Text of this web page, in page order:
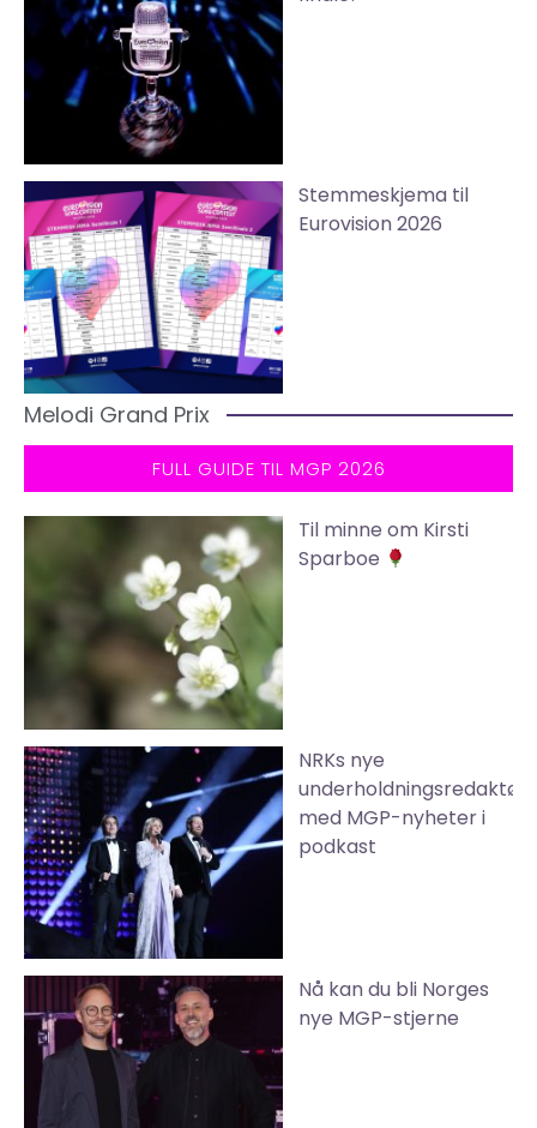
Stemmeskjema til
Eurovision 2026
Melodi Grand Prix
FULL GUIDE TIL MGP 2026
Til minne om Kirsti
Sparboe
NRKs nye
underholdningsredaktør
med MGP-nyheter i
podkast
Nå kan du bli Norges
nye MGP-stjerne